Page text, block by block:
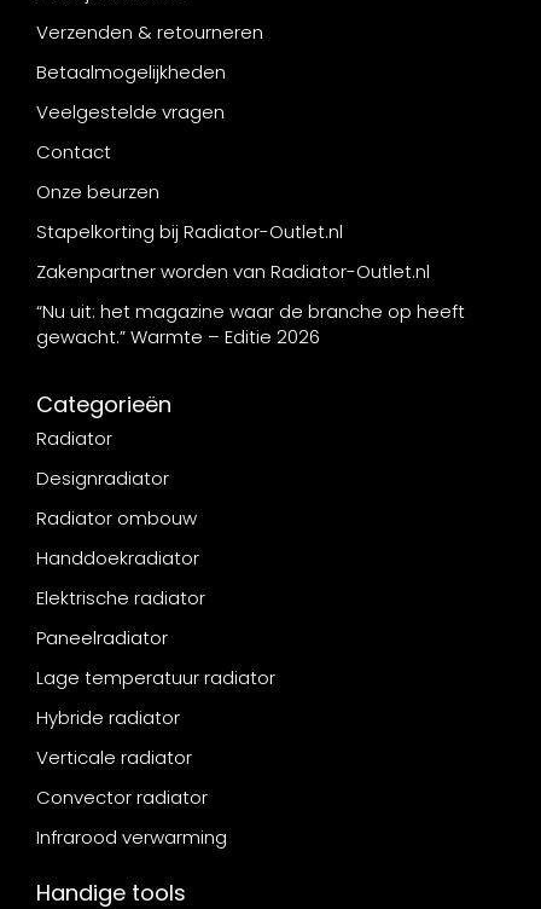
Verzenden & retourneren
Betaalmogelijkheden
Veelgestelde vragen
Contact
Onze beurzen
Stapelkorting bij Radiator-Outlet.nl
Zakenpartner worden van Radiator-Outlet.nl
“Nu uit: het magazine waar de branche op heeft
gewacht.” Warmte – Editie 2026
Categorieën
Radiator
Designradiator
Radiator ombouw
Handdoekradiator
Elektrische radiator
Paneelradiator
Lage temperatuur radiator
Hybride radiator
Verticale radiator
Convector radiator
Infrarood verwarming
Handige tools